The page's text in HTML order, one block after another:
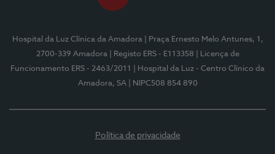
Hospital da Luz Clínica da Amadora
| Praça Ernesto Melo Antunes, 1,
2700-339 Amadora
| Registo ERS - E113358
| Licença de
Funcionamento ERS - 2463/2011
| Hospital da Luz - Centro Clínico da
Amadora, SA
| NIPC508 854 890
Política de privacidade